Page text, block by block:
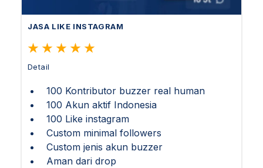
JASA LIKE INSTAGRAM
Detail
100 Kontributor buzzer real human
100 Akun aktif Indonesia
100 Like instagram
Custom minimal followers
Custom jenis akun buzzer
Aman dari drop